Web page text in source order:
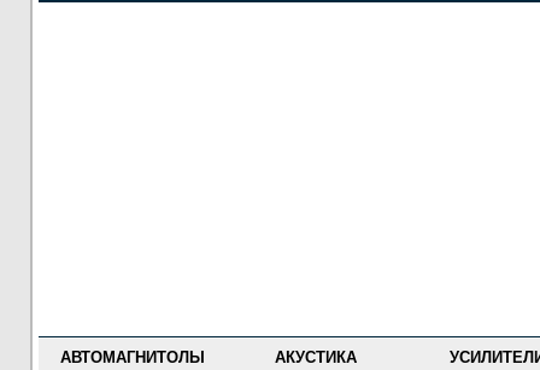
АВТОМАГНИТОЛЫ АКУСТИКА